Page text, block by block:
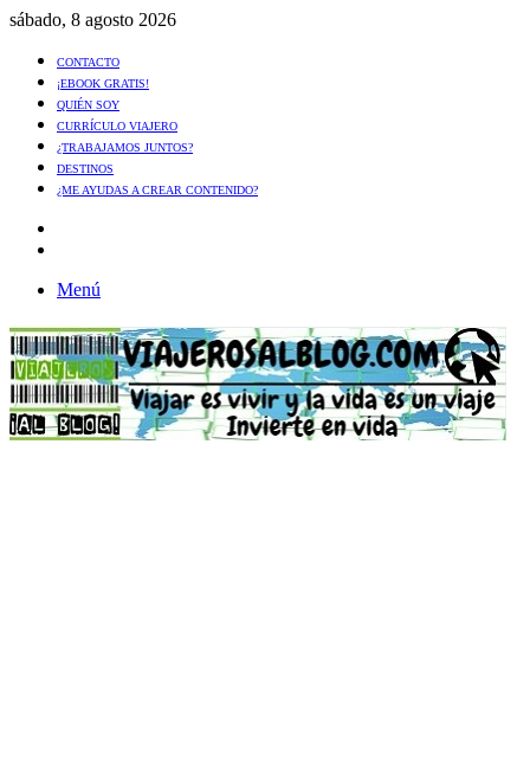
sábado, 8 agosto 2026
CONTACTO
¡EBOOK GRATIS!
QUIÉN SOY
CURRÍCULO VIAJERO
¿TRABAJAMOS JUNTOS?
DESTINOS
¿ME AYUDAS A CREAR CONTENIDO?
Menú